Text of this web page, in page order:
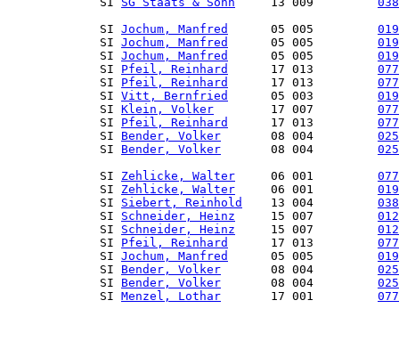
             SI
Jochum, Manfred
      05 005
             SI
Jochum, Manfred
      05 005
             SI
Jochum, Manfred
      05 005
             SI
Pfeil, Reinhard
      17 013
             SI
Pfeil, Reinhard
      17 013
             SI
Vitt, Bernfried
      05 003
             SI
Klein, Volker
        17 007
             SI
Pfeil, Reinhard
      17 013
             SI
Bender, Volker
       08 004
             SI
Bender, Volker
       08 004
             SI
Zehlicke, Walter
     06 001
             SI
Zehlicke, Walter
     06 001
             SI
Siebert, Reinhold
    13 004
             SI
Schneider, Heinz
     15 007
             SI
Schneider, Heinz
     15 007
             SI
Pfeil, Reinhard
      17 013
             SI
Jochum, Manfred
      05 005
             SI
Bender, Volker
       08 004
             SI
Bender, Volker
       08 004
             SI
Menzel, Lothar
       17 001